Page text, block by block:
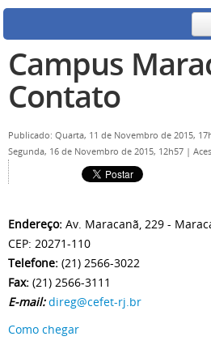
Campus
Contato
Publicado: Quarta, 11 de Novembro de 2015,
Segunda, 16 de Novembro de 2015, 12h57 |
Endereço: Av. Maracanã, 229 -
CEP: 20271-110
Telefone: (21) 2566-3022
Fax: (21) 2566-3111
E-mail: direg@cefet-rj.br
Como chegar